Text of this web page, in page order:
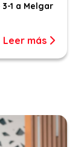
1 a Melgar
Leer más